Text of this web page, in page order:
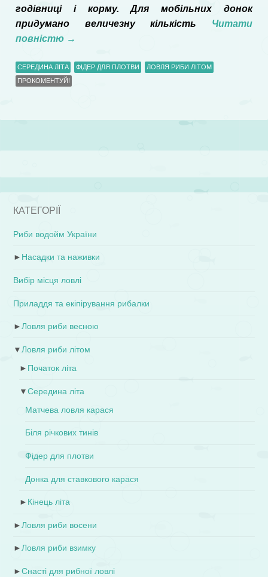
годівниці і корму. Для мобільних донок
придумано величезну кількість
Читати
повністю →
СЕРЕДИНА ЛІТА ФІДЕР ДЛЯ ПЛОТВИ
ЛОВЛЯ РИБИ ЛІТОМ
ПРОКОМЕНТУЙ!
КАТЕГОРІЇ
Риби водойм України
► Насадки та наживки
Вибір місця ловлі
Приладдя та екіпірування рибалки
► Ловля риби весною
▼ Ловля риби літом
► Початок літа
▼Середина літа
Матчева ловля карася
Біля річкових тинів
Фідер для плотви
Донка для ставкового карася
► Кінець літа
► Ловля риби восени
►Ловля риби взимку
►Снасті для рибної ловлі